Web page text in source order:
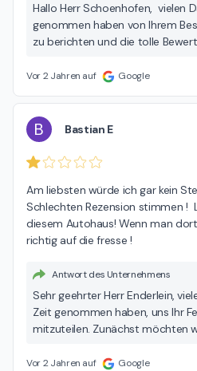
Hallo Herr Schoenhofen, vielen
genommen haben von Ihrem
zu berichten und die tolle
Rückmeldung und wünschen
Vor 2 Jahren auf Google
B Bastian E
Am liebsten würde ich gar kein
Schlechten Rezension stimmen !
diesem Autohaus! Wenn man
richtig auf die fresse !
Antwort des Unternehmens
Sehr geehrter Herr Enderlein,
Zeit genommen haben, uns Ihr
mitzuteilen. Zunächst möchten
ist unser Ziel, jeden Kunden
Vor 2 Jahren auf Google